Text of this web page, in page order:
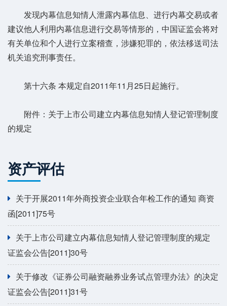
发现内幕信息知情人泄露内幕信息、进行内幕交易或者
建议他人利用内幕信息进行交易等情形的，中国证监会将对
有关单位和个人进行立案稽查，涉嫌犯罪的，依法移送司法
机关追究刑事责任。
第十六条 本规定自2011年11月25日起施行。
附件：关于上市公司建立内幕信息知情人登记管理制度
的规定
资产评估
关于开展2011年外商投资企业联合年检工作的通知 商资
函[2011]75号
关于上市公司建立内幕信息知情人登记管理制度的规定
证监会公告[2011]30号
关于修改《证券公司融资融券业务试点管理办法》的决定
证监会公告[2011]31号